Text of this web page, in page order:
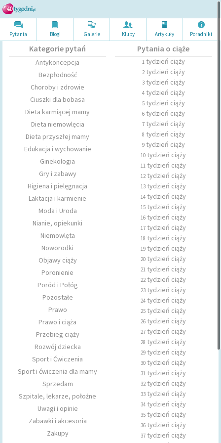
Pytania Blogi Galerie Kluby Artykuły Poradniki
Kategorie pytań
Antykoncepcja
Bezpłodność
Choroby i zdrowie
Ciuszki dla bobasa
Dieta karmiącej mamy
Dieta niemowlęcia
Dieta przyszłej mamy
Edukacja i wychowanie
Ginekologia
Gry i zabawy
Higiena i pielęgnacja
Laktacja i karmienie
Moda i Uroda
Nianie, opiekunki
Niemowlęta
Noworodki
Objawy ciąży
Poronienie
Poród i Połóg
Pozostałe
Prawo
Prawo i ciąża
Przebieg ciąży
Rozwój dziecka
Sport i Ćwiczenia
Sport i ćwiczenia dla mamy
Sprzedam
Szpitale, lekarze, położne
Uwagi i opinie
Zabawki i akcesoria
Zakupy
Pytania o ciąże
1tydzień ciąży
2tydzień ciąży
3tydzień ciąży
4tydzień ciąży
5tydzień ciąży
6tydzień ciąży
7tydzień ciąży
8 tydzień ciąży
9tydzień ciąży
10 tydzień ciąży
11 tydzień ciąży
12tydzień ciąży
13 tydzień ciąży
14 tydzień ciąży
15 tydzień ciąży
16 tydzień ciąży
17 tydzień ciąży
18 tydzień ciąży
19 tydzień ciąży
20 tydzień ciąży
21 tydzień ciąży
22tydzień ciąży
23 tydzień ciąży
24 tydzień ciąży
25 tydzień ciąży
26 tydzień ciąży
27 tydzień ciąży
28 tydzień ciąży
29 tydzień ciąży
30 tydzień ciąży
31 tydzień ciąży
32tydzień ciąży
33 tydzień ciąży
34 tydzień ciąży
35 tydzień ciąży
36 tydzień ciąży
37 tydzień ciąży